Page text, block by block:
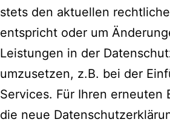
stets den aktuellen
entspricht oder um
Leistungen in der
umzusetzen, z.B. bei der
Services. Für Ihren erneuten
die neue